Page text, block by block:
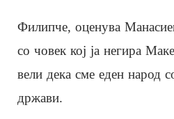
Филипче, оценува
со човек кој ја негира
вели дека сме еден народ
држави.